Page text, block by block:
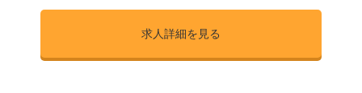
求人詳細を見る